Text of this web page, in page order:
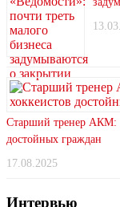
Старший тренер АКМ:
достойных граждан
17.08.2025
Интервью